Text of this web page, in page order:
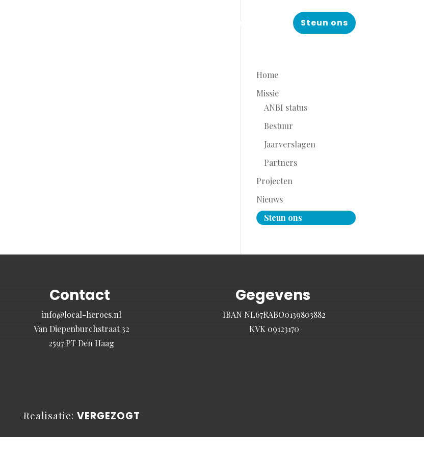
Projecten Steun ons
Home
Missie
ANBI status
Bestuur
Jaarverslagen
Partners
Projecten
Nieuws
Steun ons
Contact
info@local-heroes.nl
Van Diepenburchstraat 32
2597 PT Den Haag
Gegevens
IBAN NL67RABO0139803882
KVK 09123170
Realisatie: VERGEZOGT